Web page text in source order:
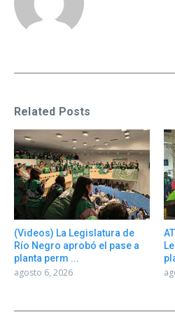
Related Posts
(Videos) La Legislatura de
Río Negro aprobó el pase a
planta perm ...
agosto 6, 2026